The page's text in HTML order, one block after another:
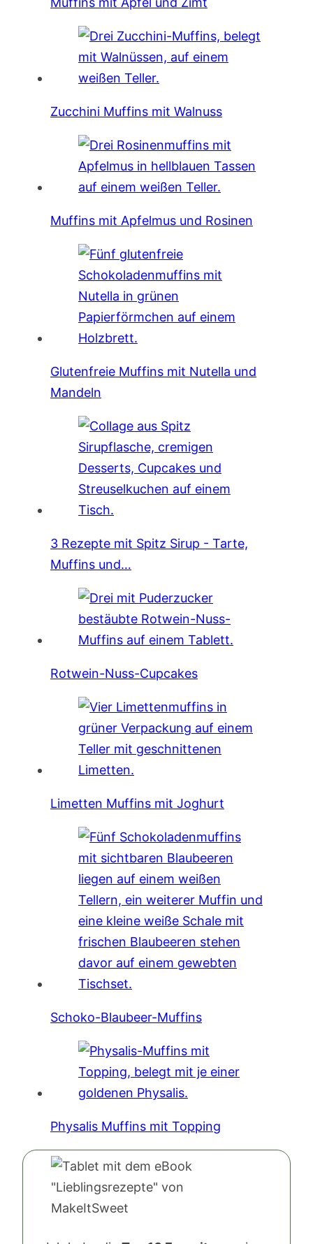
Zucchini Muffins mit Walnuss
Muffins mit Apfelmus und Rosinen
Glutenfreie Muffins mit Nutella und
Mandeln
3 Rezepte mit Spitz Sirup - Tarte,
Muffins und…
Rotwein-Nuss-Cupcakes
Limetten Muffins mit Joghurt
Schoko-Blaubeer-Muffins
Physalis Muffins mit Topping